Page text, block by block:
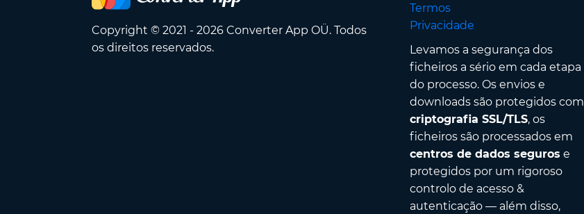
Copyright © 2021 - 2026 Converter App OÜ. Todos
os direitos reservados.
Termos
Privacidade
Levamos a segurança dos
ficheiros a sério em cada etapa
do processo. Os envios e
downloads são protegidos com
criptografia SSL/TLS, os
ficheiros são processados em
centros de dados seguros e
protegidos por um rigoroso
controlo de acesso &
autenticação — além disso,